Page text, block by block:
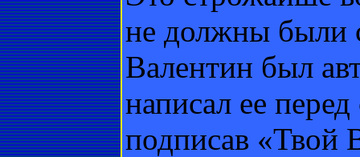
не должны были
Валентин был
написал ее
подписав «Твой